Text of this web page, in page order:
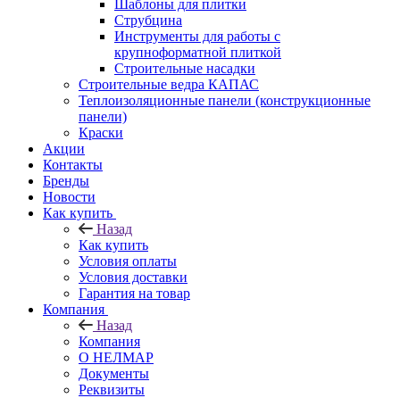
Шаблоны для плитки
Струбцина
Инструменты для работы с
крупноформатной плиткой
Строительные насадки
Строительные ведра КАПАС
Теплоизоляционные панели (конструкционные
панели)
Краски
Акции
Контакты
Бренды
Новости
Как купить
Назад
Как купить
Условия оплаты
Условия доставки
Гарантия на товар
Компания
Назад
Компания
О НЕЛМАР
Документы
Реквизиты